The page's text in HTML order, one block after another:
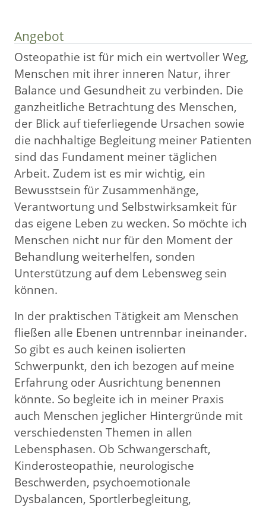
Angebot
Osteopathie ist für mich ein wertvoller Weg,
Menschen mit ihrer inneren Natur, ihrer
Balance und Gesundheit zu verbinden. Die
ganzheitliche Betrachtung des Menschen,
der Blick auf tieferliegende Ursachen sowie
die nachhaltige Begleitung meiner Patienten
sind das Fundament meiner täglichen
Arbeit. Zudem ist es mir wichtig, ein
Bewusstsein für Zusammenhänge,
Verantwortung und Selbstwirksamkeit für
das eigene Leben zu wecken. So möchte ich
Menschen nicht nur für den Moment der
Behandlung weiterhelfen, sonden
Unterstützung auf dem Lebensweg sein
können.
In der praktischen Tätigkeit am Menschen
fließen alle Ebenen untrennbar ineinander.
So gibt es auch keinen isolierten
Schwerpunkt, den ich bezogen auf meine
Erfahrung oder Ausrichtung benennen
könnte. So begleite ich in meiner Praxis
auch Menschen jeglicher Hintergründe mit
verschiedensten Themen in allen
Lebensphasen. Ob Schwangerschaft,
Kinderosteopathie, neurologische
Beschwerden, psychoemotionale
Dysbalancen, Sportlerbegleitung,